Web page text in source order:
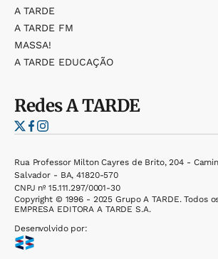
A TARDE
A TARDE FM
MASSA!
A TARDE EDUCAÇÃO
RedesA TARDE
Rua Professor Milton Cayres de Brito, 204 -
Salvador - BA, 41820-570
CNPJ nº 15.111.297/0001-30
Copyright © 1996 - 2025 Grupo A TARDE. Todos
EMPRESA EDITORA A TARDE S.A.
Desenvolvido por: